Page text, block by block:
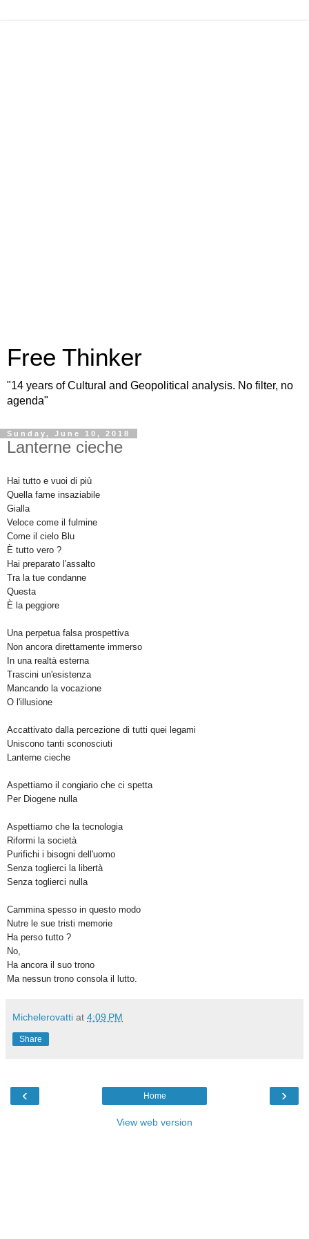
Free Thinker
"14 years of Cultural and Geopolitical analysis. No filter, no
agenda"
Sunday, June 10, 2018
Lanterne cieche
Hai tutto e vuoi di più
Quella fame insaziabile
Gialla
Veloce come il fulmine
Come il cielo Blu
È tutto vero ?
Hai preparato l'assalto
Tra la tue condanne
Questa
È la peggiore
Una perpetua falsa prospettiva
Non ancora direttamente immerso
In una realtà esterna
Trascini un'esistenza
Mancando la vocazione
O l'illusione
Accattivato dalla percezione di tutti quei legami
Uniscono tanti sconosciuti
Lanterne cieche
Aspettiamo il congiario che ci spetta
Per Diogene nulla
Aspettiamo che la tecnologia
Riformi la società
Purifichi i bisogni dell'uomo
Senza toglierci la libertà
Senza toglierci nulla
Cammina spesso in questo modo
Nutre le sue tristi memorie
Ha perso tutto ?
No,
Ha ancora il suo trono
Ma nessun trono consola il lutto.
Michelerovatti at 4:09 PM
Share
‹ ›
Home
View web version